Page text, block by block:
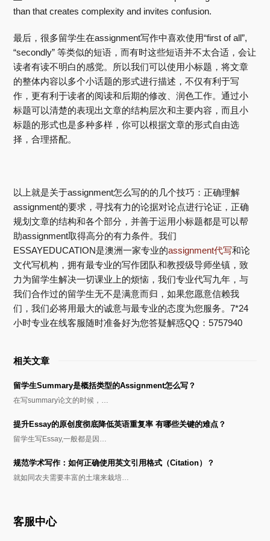
than that creates complexity and invites confusion.
最后，很多留学生在assignment写作中喜欢使用“first of all”,
“secondly” 等类似的短语，而有时这些短语并不太合适，会让
读者有读不明白的感觉。所以我们可以使用小标题，将文章
的整体内容以多个小话题的形式进行描述，不仅有利于写
作，更有利于读者的阅读和后期的修改、润色工作。通过小
标题可以清楚的表现出文章的结构层次和主要内容，而且小
标题的形式也是多种多样，你可以根据文章的形式自由选
择，合理搭配。
以上就是关于assignment怎么写的的几个技巧：正确理解
assignment的要求，寻找有力的论据对论点进行论证，正确
规划文章的结构和各个部分，并善于运用小标题都是可以帮
助assignment取得高分的有力条件。我们
ESSAYEDUCATION是澳洲一家专业的assignment代写和论
文代写机构，拥有最专业的写作团队和教授级导师坐镇，致
力为留学生解决一切课业上的烦恼，我们专业代写九年，与
我们合作过的留学生无不是满意而归，如果您愿意信赖我
们，我们必将用最大的诚意与最专业的态度为您服务。7*24
小时专业在线客服随时准备好为您答疑解惑QQ：5757940
相关文章
留学生Summary是概括类型的Assignment怎么写？
在写summary论文的时候，…
提升Essay的原创度彻底降低英语重复率 有哪些关键的难点？
留学生写Essay,一般都是因…
规范学术写作：如何正确使用英文引用格式（Citation）？
就如同农夫需要丰富的土壤来栽培…
客服中心